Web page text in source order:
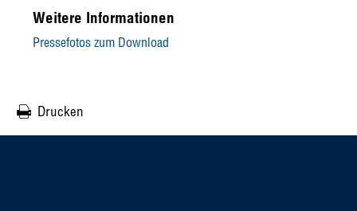
Weitere Informationen
Pressefotos zum Download
Drucken